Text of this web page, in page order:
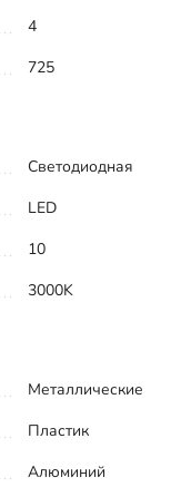
4
725
Светодиодная
LED
10
3000K
Металлические
Пластик
Алюминий